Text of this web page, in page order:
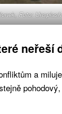
Foto: Unsplash
neřeší
a